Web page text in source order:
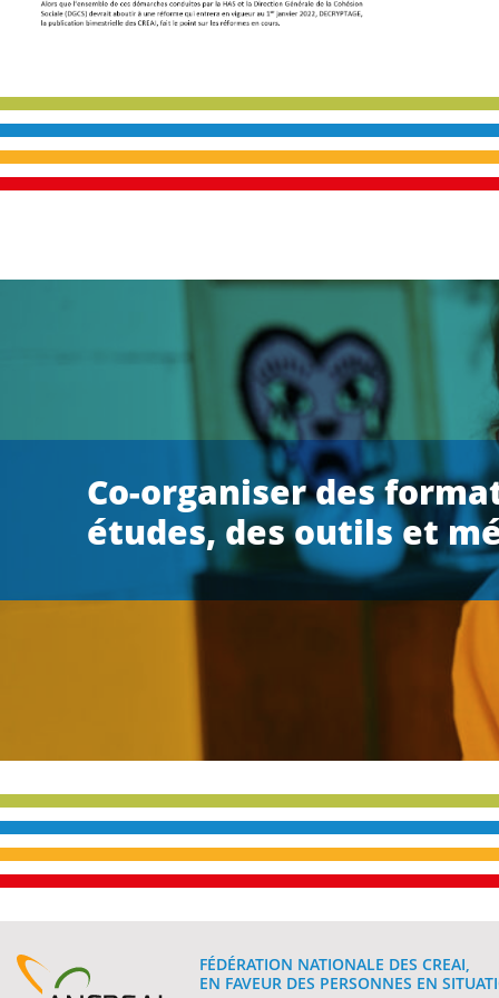
Co-organiser des
études, des outils et
FÉDÉRATION NATIONALE DES CREAI,
EN FAVEUR DES PERSONNES EN